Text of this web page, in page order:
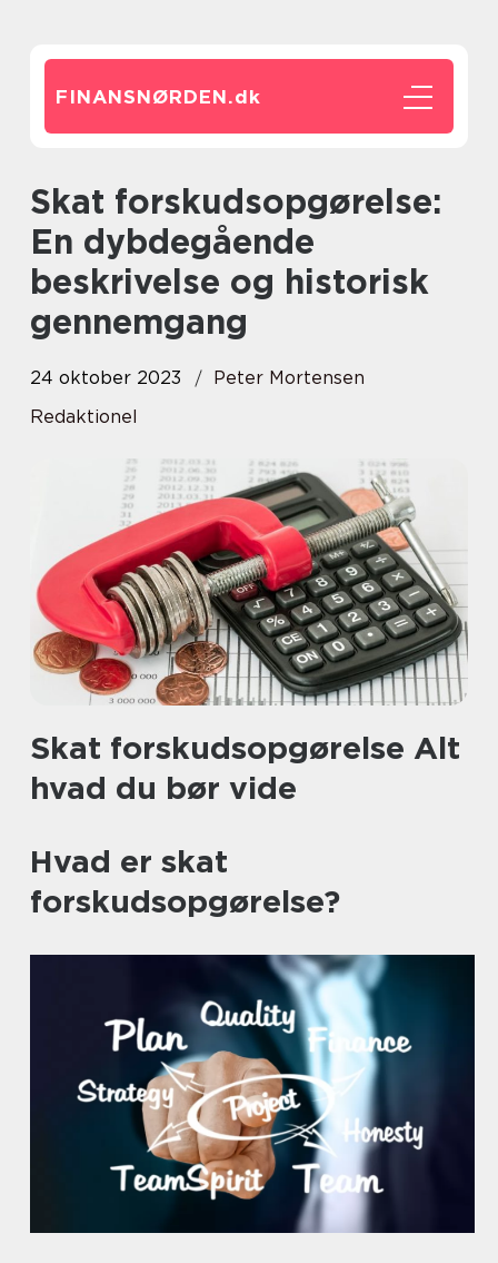
FINANSNØRDEN.dk
Skat forskudsopgørelse:
En dybdegående
beskrivelse og historisk
gennemgang
24 oktober 2023
Peter Mortensen
Redaktionel
Skat forskudsopgørelse Alt
hvad du bør vide
Hvad er skat
forskudsopgørelse?